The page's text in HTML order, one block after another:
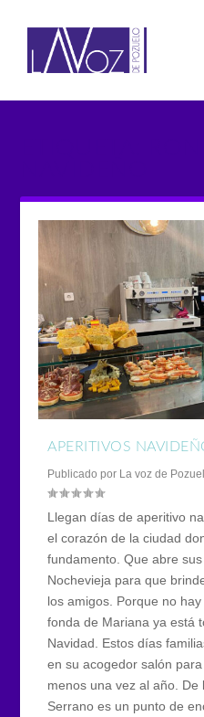
APERITIVOS
Publicado por La voz de
Llegan días de aperitivo
el corazón de la ciudad
fundamento. Que abre
Nochevieja para que
los amigos. Porque no
fonda de Mariana ya está
Navidad. Estos días
en su acogedor salón
menos una vez al año. De
Serrano es un punto de